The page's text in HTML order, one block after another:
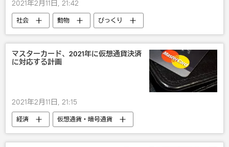
2021年2月11日, 21:42
社会 動物 びっくり
マスターカード、2021年に仮想通貨決済
に対応する計画
2021年2月11日, 21:15
経済 仮想通貨・暗号通貨